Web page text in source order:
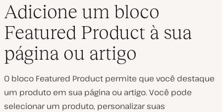
Adicione um bloco
Featured Product à sua
página ou artigo
O bloco Featured Product permite que você destaque
um produto em sua página ou artigo. Você pode
selecionar um produto, personalizar suas